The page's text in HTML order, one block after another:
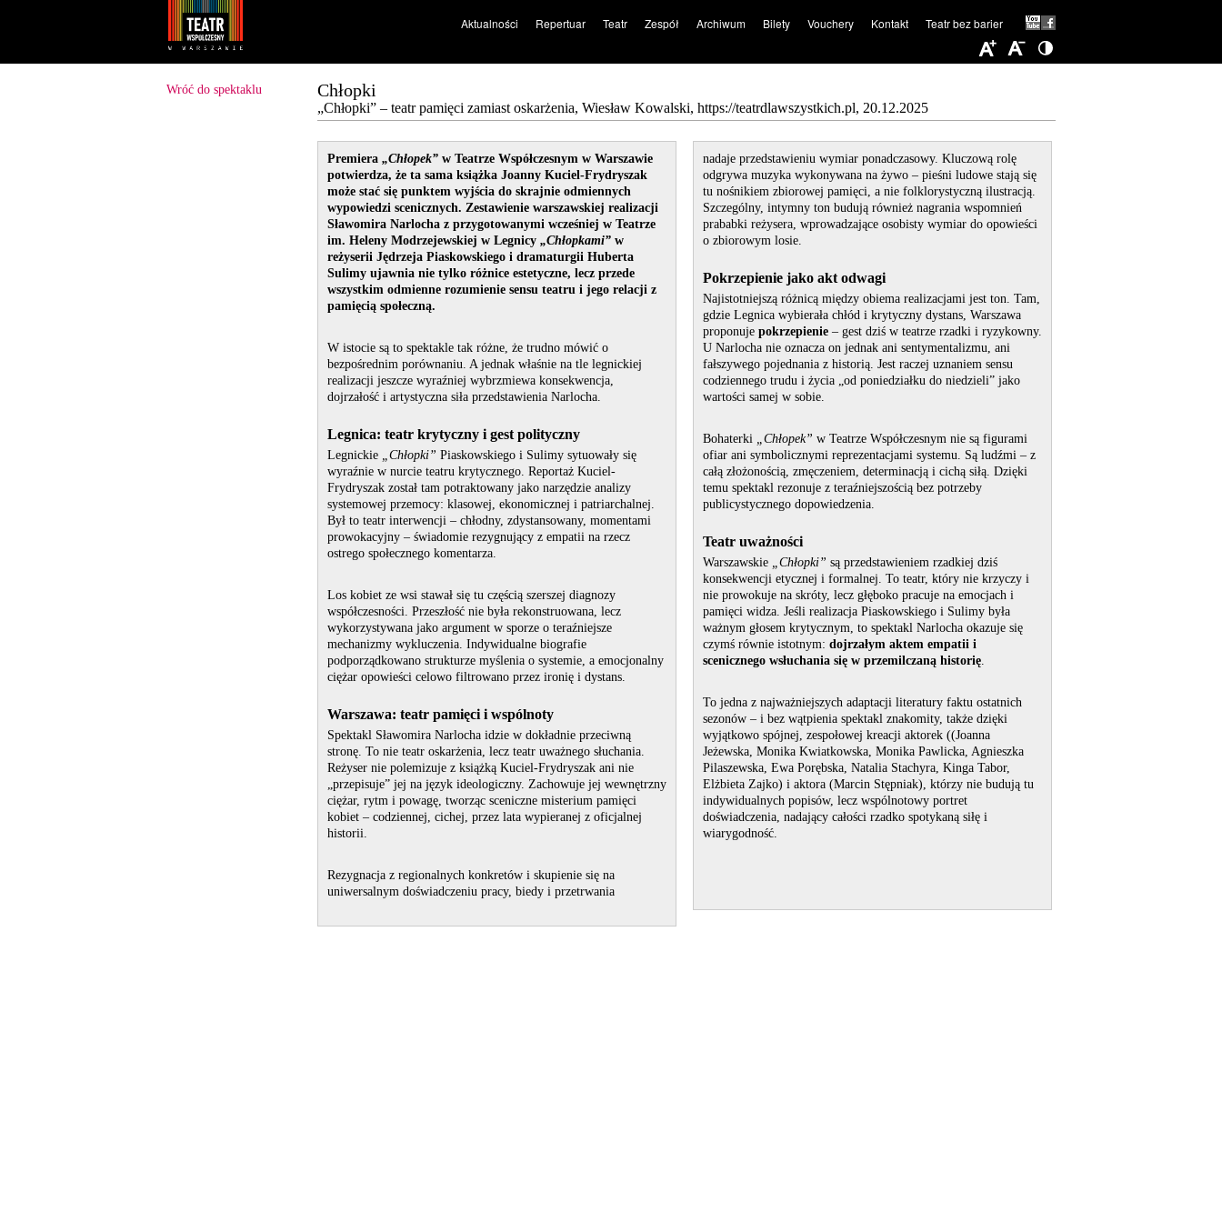
Aktualności Repertuar Teatr Zespół Archiwum Bilety Vouchery Kontakt Teatr bez barier
Wróć do spektaklu Chłopki
„Chłopki” – teatr pamięci zamiast oskarżenia, Wiesław Kowalski, https://teatrdlawszystkich.pl, 20.12.2025
Premiera „Chłopek” w Teatrze Współczesnym w Warszawie
potwierdza, że ta sama książka Joanny Kuciel-Frydryszak
może stać się punktem wyjścia do skrajnie odmiennych
wypowiedzi scenicznych. Zestawienie warszawskiej realizacji
Sławomira Narlocha z przygotowanymi wcześniej w Teatrze
im. Heleny Modrzejewskiej w Legnicy „Chłopkami” w
reżyserii Jędrzeja Piaskowskiego i dramaturgii Huberta
Sulimy ujawnia nie tylko różnice estetyczne, lecz przede
wszystkim odmienne rozumienie sensu teatru i jego relacji z
pamięcią społeczną.
W istocie są to spektakle tak różne, że trudno mówić o
bezpośrednim porównaniu. A jednak właśnie na tle legnickiej
realizacji jeszcze wyraźniej wybrzmiewa konsekwencja,
dojrzałość i artystyczna siła przedstawienia Narlocha.
Legnica: teatr krytyczny i gest polityczny
Legnickie „Chłopki” Piaskowskiego i Sulimy sytuowały się
wyraźnie w nurcie teatru krytycznego. Reportaż Kuciel-
Frydryszak został tam potraktowany jako narzędzie analizy
systemowej przemocy: klasowej, ekonomicznej i patriarchalnej.
Był to teatr interwencji – chłodny, zdystansowany, momentami
prowokacyjny – świadomie rezygnujący z empatii na rzecz
ostrego społecznego komentarza.
Los kobiet ze wsi stawał się tu częścią szerszej diagnozy
współczesności. Przeszłość nie była rekonstruowana, lecz
wykorzystywana jako argument w sporze o teraźniejsze
mechanizmy wykluczenia. Indywidualne biografie
podporządkowano strukturze myślenia o systemie, a emocjonalny
ciężar opowieści celowo filtrowano przez ironię i dystans.
Warszawa: teatr pamięci i wspólnoty
Spektakl Sławomira Narlocha idzie w dokładnie przeciwną
stronę. To nie teatr oskarżenia, lecz teatr uważnego słuchania.
Reżyser nie polemizuje z książką Kuciel-Frydryszak ani nie
„przepisuje” jej na język ideologiczny. Zachowuje jej wewnętrzny
ciężar, rytm i powagę, tworząc sceniczne misterium pamięci
kobiet – codziennej, cichej, przez lata wypieranej z oficjalnej
historii.
Rezygnacja z regionalnych konkretów i skupienie się na
uniwersalnym doświadczeniu pracy, biedy i przetrwania
nadaje przedstawieniu wymiar ponadczasowy. Kluczową rolę
odgrywa muzyka wykonywana na żywo – pieśni ludowe stają się
tu nośnikiem zbiorowej pamięci, a nie folklorystyczną ilustracją.
Szczególny, intymny ton budują również nagrania wspomnień
prababki reżysera, wprowadzające osobisty wymiar do opowieści
o zbiorowym losie.
Pokrzepienie jako akt odwagi
Najistotniejszą różnicą między obiema realizacjami jest ton. Tam,
gdzie Legnica wybierała chłód i krytyczny dystans, Warszawa
proponuje pokrzepienie – gest dziś w teatrze rzadki i ryzykowny.
U Narlocha nie oznacza on jednak ani sentymentalizmu, ani
fałszywego pojednania z historią. Jest raczej uznaniem sensu
codziennego trudu i życia „od poniedziałku do niedzieli” jako
wartości samej w sobie.
Bohaterki „Chłopek” w Teatrze Współczesnym nie są figurami
ofiar ani symbolicznymi reprezentacjami systemu. Są ludźmi – z
całą złożonością, zmęczeniem, determinacją i cichą siłą. Dzięki
temu spektakl rezonuje z teraźniejszością bez potrzeby
publicystycznego dopowiedzenia.
Teatr uważności
Warszawskie „Chłopki” są przedstawieniem rzadkiej dziś
konsekwencji etycznej i formalnej. To teatr, który nie krzyczy i
nie prowokuje na skróty, lecz głęboko pracuje na emocjach i
pamięci widza. Jeśli realizacja Piaskowskiego i Sulimy była
ważnym głosem krytycznym, to spektakl Narlocha okazuje się
czymś równie istotnym: dojrzałym aktem empatii i
scenicznego wsłuchania się w przemilczaną historię.
To jedna z najważniejszych adaptacji literatury faktu ostatnich
sezonów – i bez wątpienia spektakl znakomity, także dzięki
wyjątkowo spójnej, zespołowej kreacji aktorek ((Joanna
Jeżewska, Monika Kwiatkowska, Monika Pawlicka, Agnieszka
Pilaszewska, Ewa Porębska, Natalia Stachyra, Kinga Tabor,
Elżbieta Zajko) i aktora (Marcin Stępniak), którzy nie budują tu
indywidualnych popisów, lecz wspólnotowy portret
doświadczenia, nadający całości rzadko spotykaną siłę i
wiarygodność.